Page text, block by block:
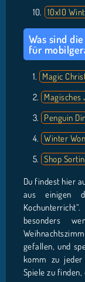
10x10
Was sind
für
Magic
Penguin
Winter
Shop
Du findest hier
aus einigen
besonders
gefallen, und
komm zu
Spiele zu